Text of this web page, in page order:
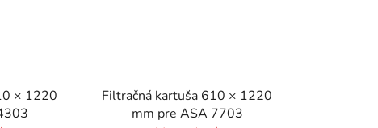
× 1220
Filtračná kartuša 610 × 1220
mm pre ASA 7703